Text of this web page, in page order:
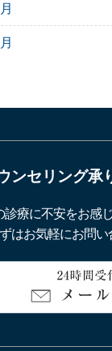
ンセリング承
療に不安をお感じ
はお気軽にお問い